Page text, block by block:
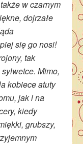
w czarnym
dojrzałe
się go nosi!
tak
Mimo,
kobiece atuty
jak i na
kiedy
grubszy,